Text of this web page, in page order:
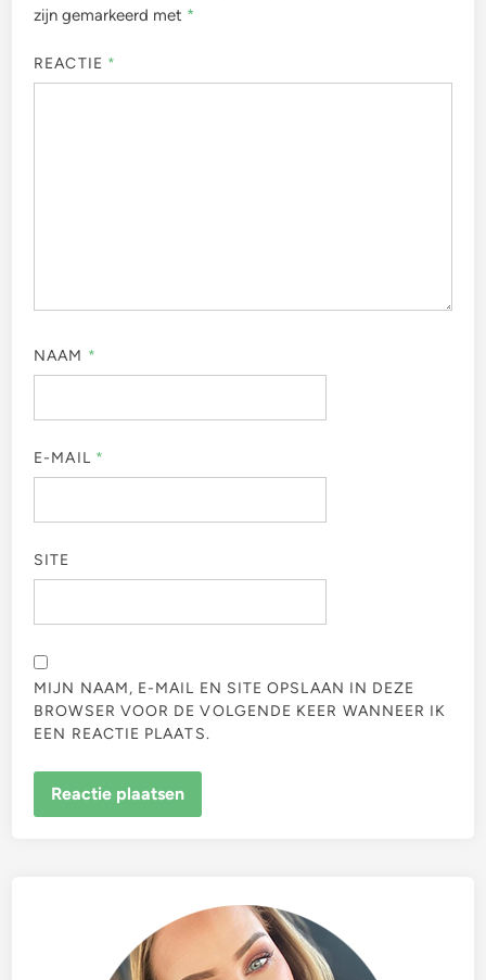
zijn gemarkeerd met *
REACTIE *
NAAM *
E-MAIL *
SITE
MIJN NAAM, E-MAIL EN SITE OPSLAAN IN DEZE
BROWSER VOOR DE VOLGENDE KEER WANNEER IK
EEN REACTIE PLAATS.